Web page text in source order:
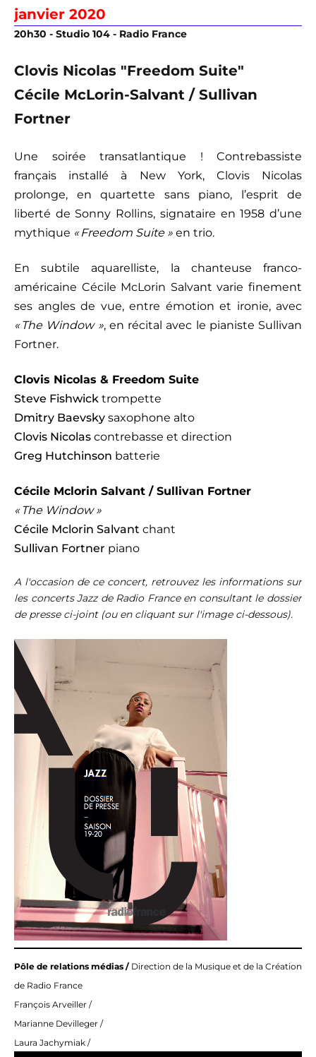
janvier 2020
20h30 - Studio 104 - Radio France
Clovis Nicolas "Freedom Suite"
Cécile McLorin-Salvant / Sullivan
Fortner
Une soirée transatlantique ! Contrebassiste
français installé à New York, Clovis Nicolas
prolonge, en quartette sans piano, l’esprit de
liberté de Sonny Rollins, signataire en 1958 d’une
mythique « Freedom Suite » en trio.
En subtile aquarelliste, la chanteuse franco-
américaine Cécile McLorin Salvant varie finement
ses angles de vue, entre émotion et ironie, avec
« The Window », en récital avec le pianiste Sullivan
Fortner.
Clovis Nicolas & Freedom Suite
Steve Fishwick trompette
Dmitry Baevsky saxophone alto
Clovis Nicolas contrebasse et direction
Greg Hutchinson batterie
Cécile Mclorin Salvant / Sullivan Fortner
« The Window »
Cécile Mclorin Salvant chant
Sullivan Fortner piano
A l'occasion de ce concert, retrouvez les informations sur
les concerts Jazz de Radio France en consultant le dossier
de presse ci-joint (ou en cliquant sur l'image ci-dessous).
Pôle de relations médias / Direction de la Musique et de la Création
de Radio France
François Arveiller /
Marianne Devilleger /
Laura Jachymiak /